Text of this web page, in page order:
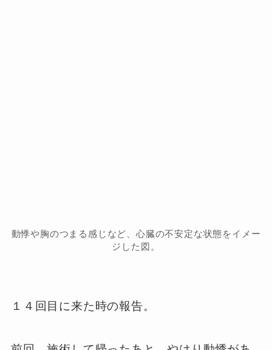
動悸や胸のつまる感じなど、心臓の不安定な状態をイメー
ジした図。
１４回目に来た時の報告。